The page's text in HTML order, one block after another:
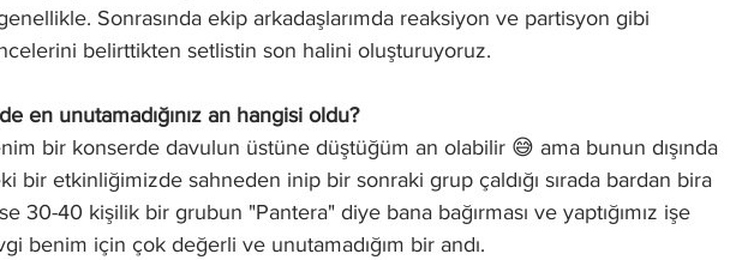
Sonrasında ekip arkadaşlarımda reaksiyon ve partisyon gibi
belirttikten setlistin son halini oluşturuyoruz.
en unutamadığınız an hangisi oldu?
bir konserde davulun üstüne düştüğüm an olabilir 😅 ama bunun dışında
bir etkinliğimizde sahneden inip bir sonraki grup çaldığı sırada bardan bira
30-40 kişilik bir grubun "Pantera" diye bana bağırması ve yaptığımız işe
benim için çok değerli ve unutamadığım bir andı.